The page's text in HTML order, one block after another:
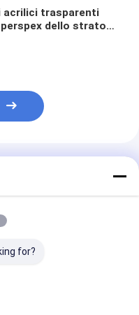
acrilici trasparenti
dello strato
for?